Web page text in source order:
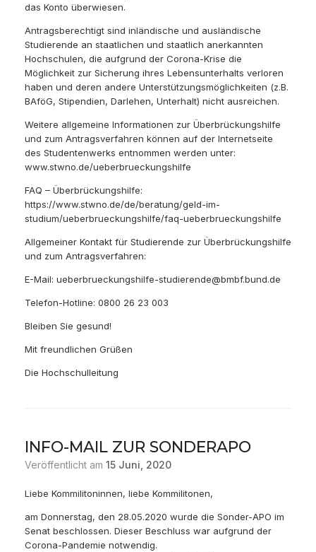
das Konto überwiesen.
Antragsberechtigt sind inländische und ausländische
Studierende an staatlichen und staatlich anerkannten
Hochschulen, die aufgrund der Corona-Krise die
Möglichkeit zur Sicherung ihres Lebensunterhalts verloren
haben und deren andere Unterstützungsmöglichkeiten (z.B.
BAföG, Stipendien, Darlehen, Unterhalt) nicht ausreichen.
Weitere allgemeine Informationen zur Überbrückungshilfe
und zum Antragsverfahren können auf der Internetseite
des Studentenwerks entnommen werden unter:
www.stwno.de/ueberbrueckungshilfe
FAQ – Überbrückungshilfe:
https://www.stwno.de/de/beratung/geld-im-
studium/ueberbrueckungshilfe/faq-ueberbrueckungshilfe
Allgemeiner Kontakt für Studierende zur Überbrückungshilfe
und zum Antragsverfahren:
E-Mail: ueberbrueckungshilfe-studierende@bmbf.bund.de
Telefon-Hotline: 0800 26 23 003
Bleiben Sie gesund!
Mit freundlichen Grüßen
Die Hochschulleitung
INFO-MAIL ZUR SONDERAPO
Veröffentlicht am 15 Juni, 2020
Liebe Kommilitoninnen, liebe Kommilitonen,
am Donnerstag, den 28.05.2020 wurde die Sonder-APO im
Senat beschlossen. Dieser Beschluss war aufgrund der
Corona-Pandemie notwendig.